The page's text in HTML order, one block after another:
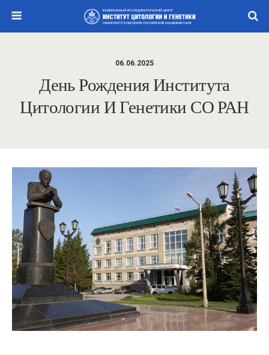
06.06.2025
День Рождения Института
Цитологии И Генетики СО РАН